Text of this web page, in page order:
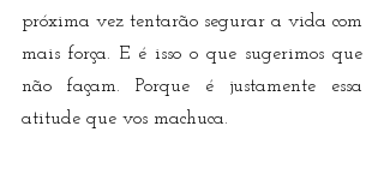
próxima vez tentarão segurar a vida com
mais força. E é isso o que sugerimos que
não façam. Porque é justamente essa
atitude que vos machuca.